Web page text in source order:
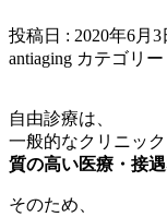
投稿日 : 2020年6月3
antiaging カテゴリー
自由診療は、
一般的なクリニック
質の高い医療・接
そのため、